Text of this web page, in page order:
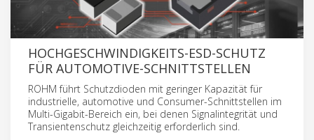
HOCHGESCHWINDIGKEITS-ESD-SCHUTZ
FÜR AUTOMOTIVE-SCHNITTSTELLEN
ROHM führt Schutzdioden mit geringer Kapazität für
industrielle, automotive und Consumer-Schnittstellen im
Multi-Gigabit-Bereich ein, bei denen Signalintegrität und
Transientenschutz gleichzeitig erforderlich sind.